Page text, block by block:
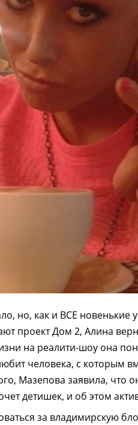
но, как и ВСЕ новенькие
проект Дом 2, Алина
на реалити-шоу она
человека, с которым
Мазепова заявила, что
детишек, и об этом
за владимирскую